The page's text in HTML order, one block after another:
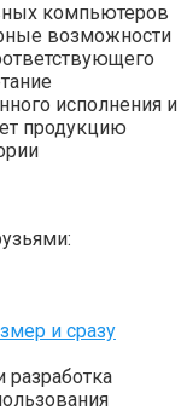
компьютеров
возможности
исполнения и
продукцию
и сразу
разработка